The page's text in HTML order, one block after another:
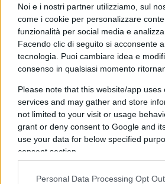
Noi e i nostri partner utilizziamo, sul
come i cookie per personalizzare
funzionalità per social media e
Facendo clic di seguito si acconsente
tecnologia. Puoi cambiare idea e
consenso in qualsiasi momento
Please note that this website/app
services and may gather and store
not limited to your visit or usage
grant or deny consent to Google and
use your data for below specified
consent section.
Personal Data Processing Opt
affermando chesi tratta di
nella comprensione della
fondi. Ha anche evidenziato
collaborerà con istituzioni
tradizionali e fornitori
liquidità del mercato e offrire
ai loro clienti.
La visione di UBS
tokenizzazione